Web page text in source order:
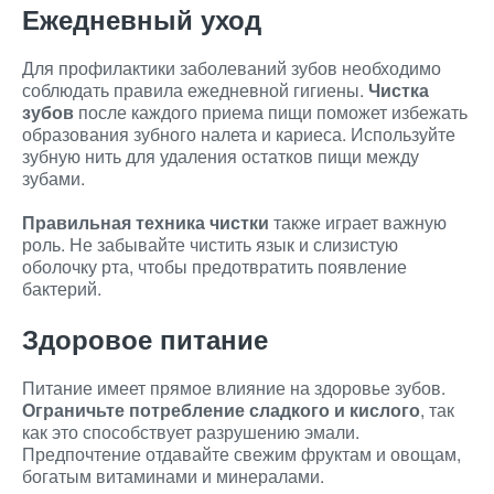
Ежедневный уход
Для профилактики заболеваний зубов необходимо
соблюдать правила ежедневной гигиены. Чистка
зубов после каждого приема пищи поможет избежать
образования зубного налета и кариеса. Используйте
зубную нить для удаления остатков пищи между
зубами.
Правильная техника чистки также играет важную
роль. Не забывайте чистить язык и слизистую
оболочку рта, чтобы предотвратить появление
бактерий.
Здоровое питание
Питание имеет прямое влияние на здоровье зубов.
Ограничьте потребление сладкого и кислого, так
как это способствует разрушению эмали.
Предпочтение отдавайте свежим фруктам и овощам,
богатым витаминами и минералами.